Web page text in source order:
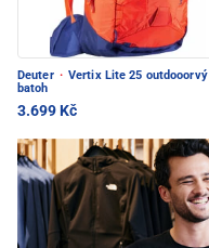
Deuter · Vertix Lite 25 outdooorvý
batoh
3.699 Kč